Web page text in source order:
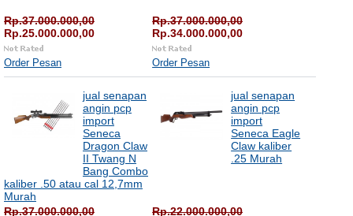
Rp.37.000.000,00
Rp.25.000.000,00
Order Pesan
Rp.37.000.000,00
Rp.34.000.000,00
Order Pesan
jual senapan
angin pcp
import
Seneca
Dragon Claw
II Twang N
Bang Combo
kaliber .50 atau cal 12,7mm
Murah
Rp.37.000.000,00
jual senapan
angin pcp
import
Seneca Eagle
Claw kaliber
.25 Murah
Rp.22.000.000,00